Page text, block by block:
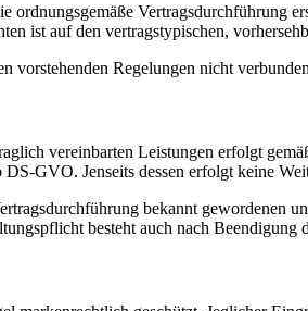
Vertragsdurchführung
ist auf den vertragstypischen,
vorstehenden Regelungen nicht
vereinbarten Leistungen erfolgt
GVO. Jenseits dessen erfolgt keine
bekannt gewordenen
besteht auch nach Beendigung